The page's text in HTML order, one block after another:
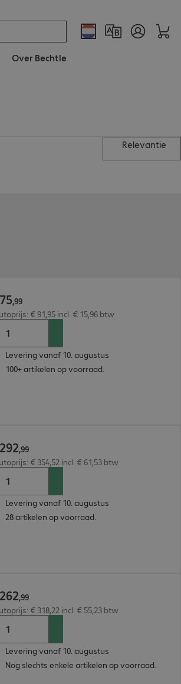
Over Bechtle
Relevantie
75,99
€ 91,95 incl. € 15,96 btw
Levering vanaf 10. augustus
100+ artikelen op voorraad.
292,99
€ 354,52 incl. € 61,53 btw
Levering vanaf 10. augustus
28 artikelen op voorraad.
262,99
€ 318,22 incl. € 55,23 btw
Levering vanaf 10. augustus
Nog slechts enkele artikelen op voorraad.